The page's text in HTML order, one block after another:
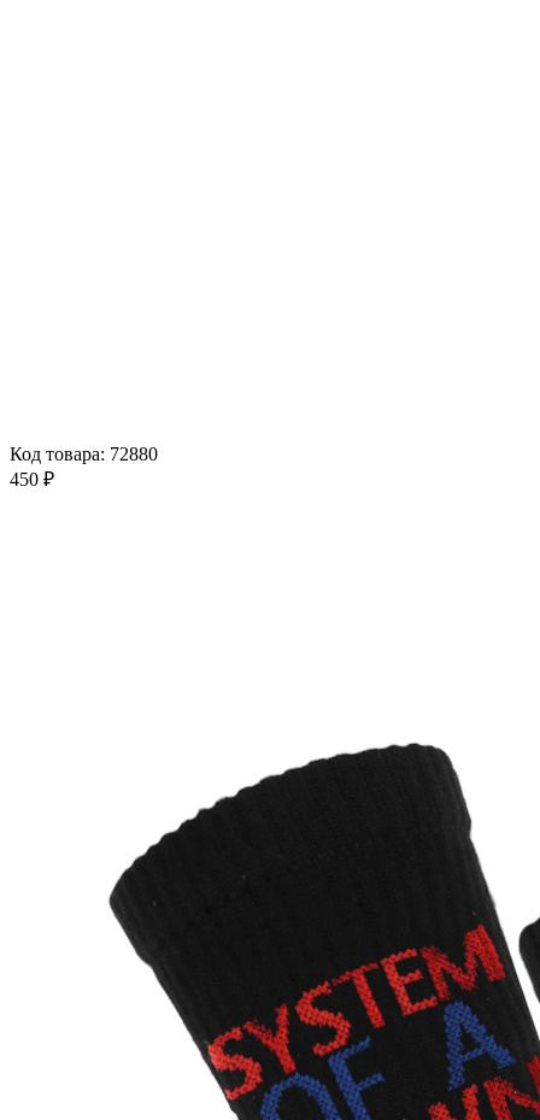
Код товара: 72880
450 ₽